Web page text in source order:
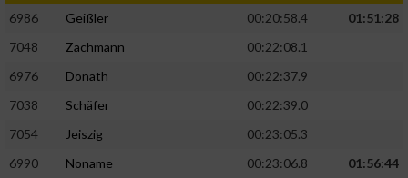
6986 Geißler 00:20:58.4
01:51:28
7048
Zachmann
00:22:08.1
6976
Donath
00:22:37.9
7038
Schäfer
00:22:39.0
7054
Jeiszig
00:23:05.3
6990
Noname 00:23:06.8
01:56:44